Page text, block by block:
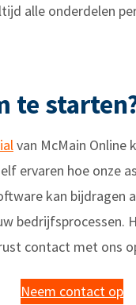
alle onderdelen
te
van McMain Online
ervaren hoe onze
kan bijdragen
bedrijfsprocessen.
contact met ons
Neem contact op